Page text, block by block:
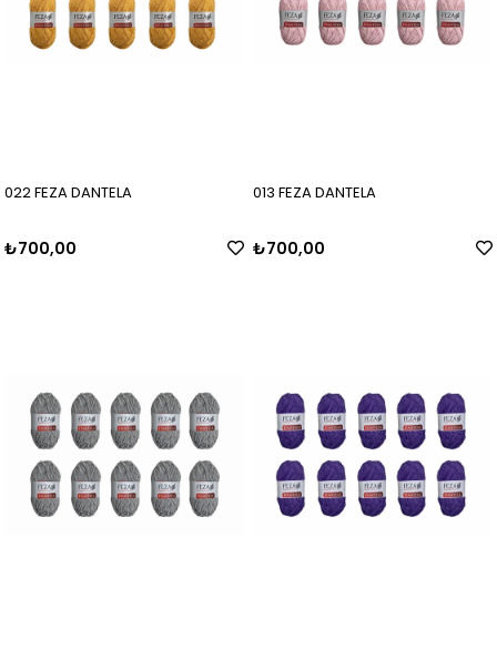
022 FEZA DANTELA
₺700,00
013 FEZA DANTELA
₺700,00